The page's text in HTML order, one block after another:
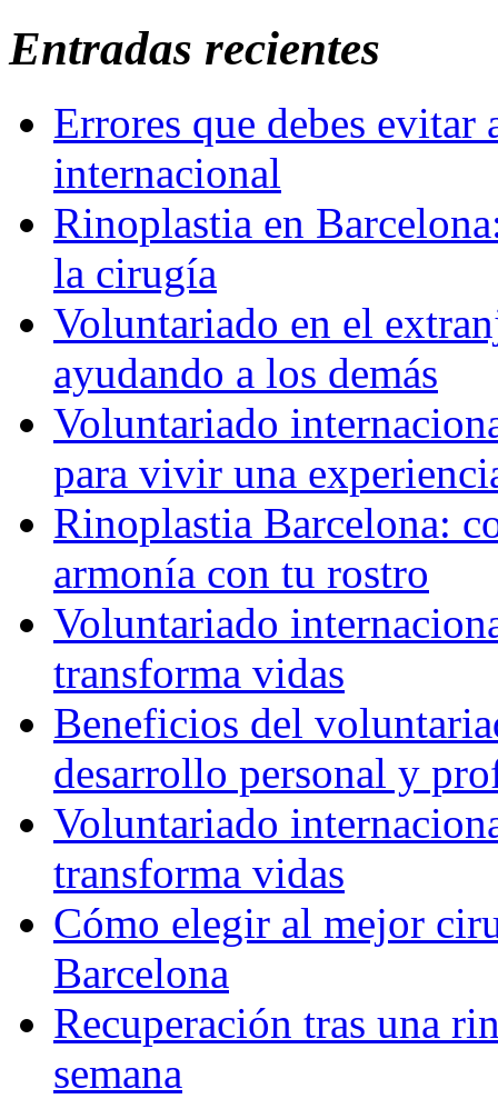
Entradas recientes
Errores que debes
internacional
Rinoplastia en
la cirugía
Voluntariado en el
ayudando a los demás
Voluntariado
para vivir una
Rinoplastia Barcelona:
armonía con tu rostro
Voluntariado
transforma vidas
Beneficios del
desarrollo personal y
Voluntariado
transforma vidas
Cómo elegir al mejor
Barcelona
Recuperación tras una
semana